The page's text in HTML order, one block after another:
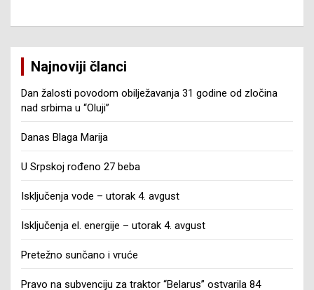
Najnoviji članci
Dan žalosti povodom obilježavanja 31 godine od zločina
nad srbima u “Oluji”
Danas Blaga Marija
U Srpskoj rođeno 27 beba
Isključenja vode – utorak 4. avgust
Isključenja el. energije – utorak 4. avgust
Pretežno sunčano i vruće
Pravo na subvenciju za traktor “Belarus” ostvarila 84